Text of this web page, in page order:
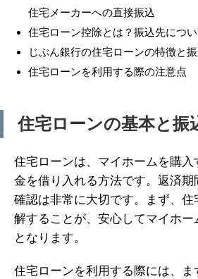
住宅メーカーへの直接振込
住宅ローン控除とは？振込先につい
じぶん銀行の住宅ローンの特徴と
住宅ローンを利用する際の注意点
住宅ローンの基本と振
住宅ローンは、マイホームを購入
金を借り入れる方法です。返済
確認は非常に大切です。まず、住
解することが、安心してマイホ
となります。
住宅ローンを利用する際には、ま